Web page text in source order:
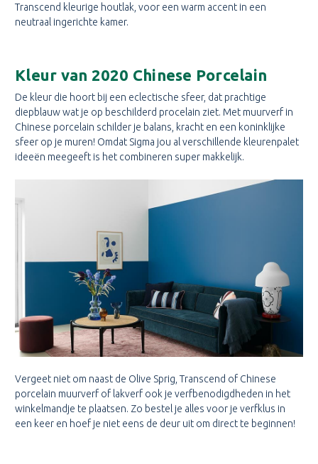
Transcend kleurige houtlak, voor een warm accent in een
neutraal ingerichte kamer.
Kleur van 2020 Chinese Porcelain
De kleur die hoort bij een eclectische sfeer, dat prachtige
diepblauw wat je op beschilderd procelain ziet. Met muurverf in
Chinese porcelain schilder je balans, kracht en een koninklijke
sfeer op je muren! Omdat Sigma jou al verschillende kleurenpalet
ideeën meegeeft is het combineren super makkelijk.
Vergeet niet om naast de Olive Sprig, Transcend of Chinese
porcelain muurverf of lakverf ook je verfbenodigdheden in het
winkelmandje te plaatsen. Zo bestel je alles voor je verfklus in
een keer en hoef je niet eens de deur uit om direct te beginnen!